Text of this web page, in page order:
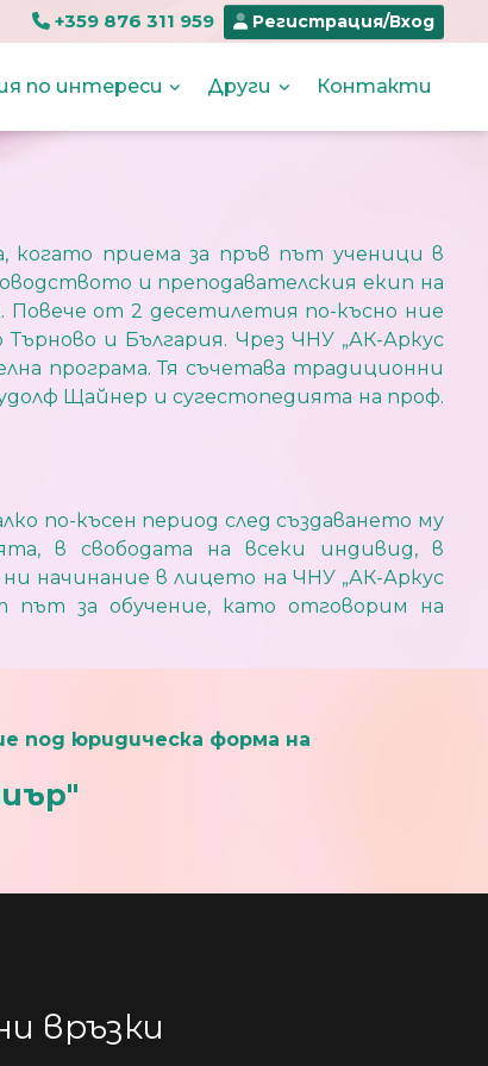
+359 876 311 959 Регистрация/Вход
по интереси Други Контакти
когато приема за пръв път ученици в
и преподавателския екип на
Повече от 2 десетилетия по-късно ние
и България. Чрез ЧНУ „АК-Аркус
програма. Тя съчетава традиционни
Щайнер и сугестопедията на проф.
по-късен период след създаването му
в свободата на всеки индивид, в
начинание в лицето на ЧНУ „АК-Аркус
път за обучение, като отговорим на
под юридическа форма на
връзки